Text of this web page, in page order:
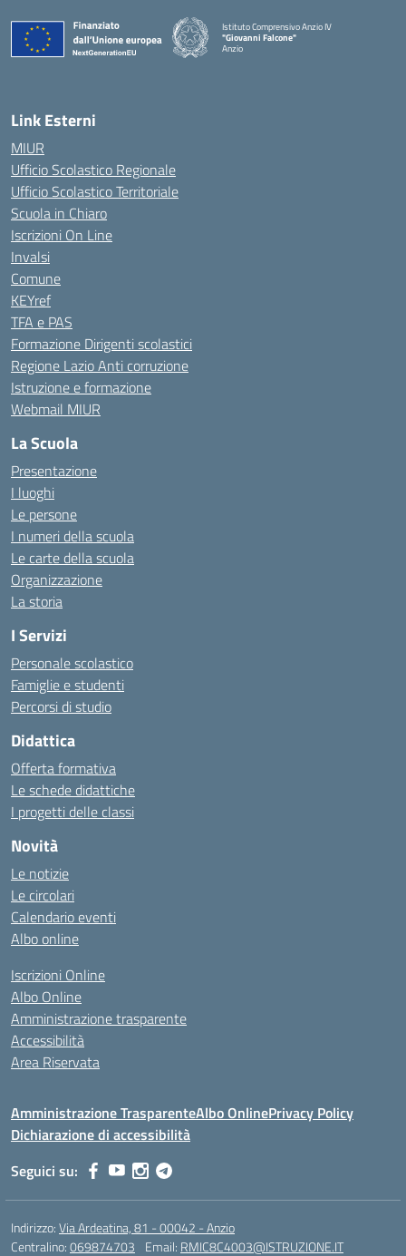
Istituto Comprensivo Anzio IV
"Giovanni Falcone"
Anzio
Link Esterni
MIUR
Ufficio Scolastico Regionale
Ufficio Scolastico Territoriale
Scuola in Chiaro
Iscrizioni On Line
Invalsi
Comune
KEYref
TFA e PAS
Formazione Dirigenti scolastici
Regione Lazio Anti corruzione
Istruzione e formazione
Webmail MIUR
La Scuola
Presentazione
I luoghi
Le persone
I numeri della scuola
Le carte della scuola
Organizzazione
La storia
I Servizi
Personale scolastico
Famiglie e studenti
Percorsi di studio
Didattica
Offerta formativa
Le schede didattiche
I progetti delle classi
Novità
Le notizie
Le circolari
Calendario eventi
Albo online
Iscrizioni Online
Albo Online
Amministrazione trasparente
Accessibilità
Area Riservata
Amministrazione TrasparenteAlbo OnlinePrivacy Policy
Dichiarazione di accessibilità
Seguici su:
Indirizzo:Via Ardeatina, 81 - 00042 - Anzio
Centralino:069874703 Email: RMIC8C4003@ISTRUZIONE.IT